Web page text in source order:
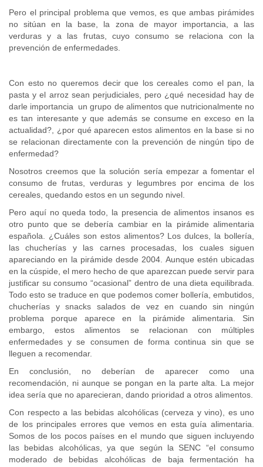
Pero el principal problema que vemos, es que ambas pirámides
no sitúan en la base, la zona de mayor importancia, a las
verduras y a las frutas, cuyo consumo se relaciona con la
prevención de enfermedades.
Con esto no queremos decir que los cereales como el pan, la
pasta y el arroz sean perjudiciales, pero ¿qué necesidad hay de
darle importancia un grupo de alimentos que nutricionalmente no
es tan interesante y que además se consume en exceso en la
actualidad?, ¿por qué aparecen estos alimentos en la base si no
se relacionan directamente con la prevención de ningún tipo de
enfermedad?
Nosotros creemos que la solución sería empezar a fomentar el
consumo de frutas, verduras y legumbres por encima de los
cereales, quedando estos en un segundo nivel.
Pero aquí no queda todo, la presencia de alimentos insanos es
otro punto que se debería cambiar en la pirámide alimentaria
española. ¿Cuáles son estos alimentos? Los dulces, la bollería,
las chucherías y las carnes procesadas, los cuales siguen
apareciando en la pirámide desde 2004. Aunque estén ubicadas
en la cúspide, el mero hecho de que aparezcan puede servir para
justificar su consumo “ocasional” dentro de una dieta equilibrada.
Todo esto se traduce en que podemos comer bollería, embutidos,
chucherías y snacks salados de vez en cuando sin ningún
problema porque aparece en la pirámide alimentaria. Sin
embargo, estos alimentos se relacionan con múltiples
enfermedades y se consumen de forma continua sin que se
lleguen a recomendar.
En conclusión, no deberían de aparecer como una
recomendación, ni aunque se pongan en la parte alta. La mejor
idea sería que no aparecieran, dando prioridad a otros alimentos.
Con respecto a las bebidas alcohólicas (cerveza y vino), es uno
de los principales errores que vemos en esta guía alimentaria.
Somos de los pocos países en el mundo que siguen incluyendo
las bebidas alcohólicas, ya que según la SENC “el consumo
moderado de bebidas alcohólicas de baja fermentación ha